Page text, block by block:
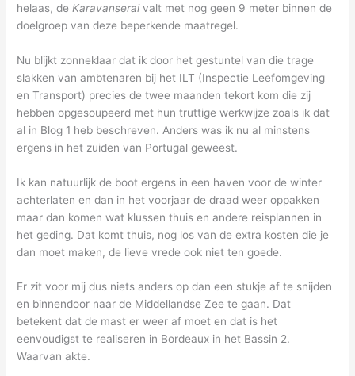
helaas, de Karavanseraivalt met nog geen 9 meter binnen de
doelgroep van deze beperkende maatregel.
Nu blijkt zonneklaar dat ik door het gestuntel van die trage
slakken van ambtenaren bij het ILT (Inspectie Leefomgeving
en Transport) precies de twee maanden tekort kom die zij
hebben opgesoupeerd met hun truttige werkwijze zoals ik dat
al in Blog 1 heb beschreven. Anders was ik nu al minstens
ergens in het zuiden van Portugal geweest.
Ik kan natuurlijk de boot ergens in een haven voor de winter
achterlaten en dan in het voorjaar de draad weer oppakken
maar dan komen wat klussen thuis en andere reisplannen in
het geding. Dat komt thuis, nog los van de extra kosten die je
dan moet maken, de lieve vrede ook niet ten goede.
Er zit voor mij dus niets anders op dan een stukje af te snijden
en binnendoor naar de Middellandse Zee te gaan. Dat
betekent dat de mast er weer af moet en dat is het
eenvoudigst te realiseren in Bordeaux in het Bassin 2.
Waarvan akte.